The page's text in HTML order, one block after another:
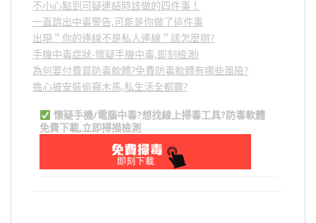
不小心點到可疑連結時該做的四件事！
一直跳出中毒警告,可能是你做了這件事
出現＂你的連線不是私人連線＂該怎麼辦?
手機中毒症狀-懷疑手機中毒,即刻檢測!
為何要付費買防毒軟體?免費防毒軟體有哪些風險?
擔心被安裝偷窺木馬,私生活全都露?
懷疑手機/電腦中毒?想找線上掃毒工具?防毒軟體
免費下載,立即掃描檢測